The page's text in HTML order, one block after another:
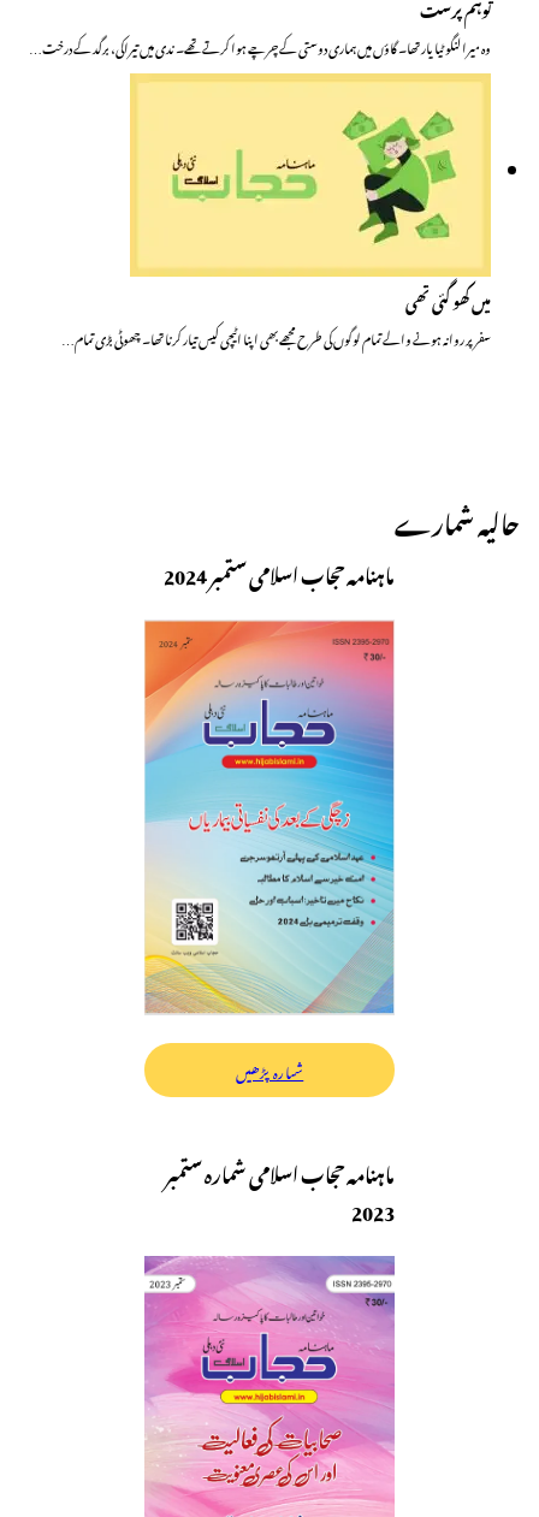
وہ میرا لنگوٹیا یار تھا۔ گاؤں میں ہماری دوستی کے چرچے ہوا کرتے تھے۔ ندی میں تیراکی، برگد کے درخت…
میں کھو گئی تھی
سفر پر روانہ ہونے والے تمام لوگوں کی طرح مجھے بھی اپنا اٹیچی کیس تیار کرنا تھا۔ چھوٹی بڑی تمام…
حالیہ شمارے
ماہنامہ حجاب اسلامی ستمبر 2024
شمارہ پڑھیں
ماہنامہ حجاب اسلامی شمارہ ستمبر
2023